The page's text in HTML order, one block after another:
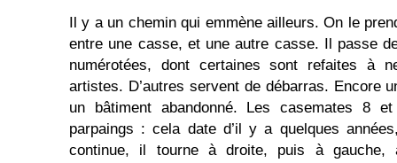
Il y a un chemin qui emmène ailleurs. On le
entre une casse, et une autre casse. Il passe
numérotées, dont certaines sont refaites à
artistes. D’autres servent de débarras. Encore
un bâtiment abandonné. Les casemates 8
parpaings : cela date d’il y a quelques
continue, il tourne à droite, puis à gauche,